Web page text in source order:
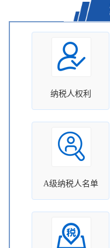
纳税人权利
A级纳税人名单